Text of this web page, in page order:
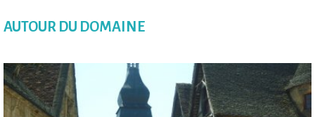
AUTOUR DU DOMAINE